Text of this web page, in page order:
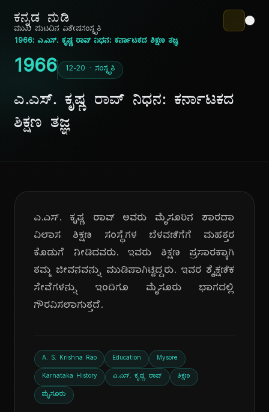
ಕನ್ನಡ ನುಡಿ
ಮುಖ ಪುಟದಿನ ವಿಶೇಷಸಂಸ್ಕೃತಿ
1966: ಎ.ಎಸ್. ಕೃಷ್ಣ ರಾವ್ ನಿಧನ: ಕರ್ನಾಟಕದ ಶಿಕ್ಷಣ ತಜ್ಞ
1966 12-20 · ಸಂಸ್ಕೃತಿ
ಎ.ಎಸ್. ಕೃಷ್ಣ ರಾವ್ ನಿಧನ: ಕರ್ನಾಟಕದ
ಶಿಕ್ಷಣ ತಜ್ಞ
ಎ.ಎಸ್. ಕೃಷ್ಣ ರಾವ್ ಅವರು ಮೈಸೂರಿನ ಶಾರದಾ
ವಿಲಾಸ ಶಿಕ್ಷಣ ಸಂಸ್ಥೆಗಳ ಬೆಳವಣಿಗೆಗೆ ಮಹತ್ತರ
ಕೊಡುಗೆ ನೀಡಿದವರು. ಇವರು ಶಿಕ್ಷಣ ಪ್ರಸಾರಕ್ಕಾಗಿ
ತಮ್ಮ ಜೀವನವನ್ನು ಮುಡಿಪಾಗಿಟ್ಟಿದ್ದರು. ಇವರ ಶೈಕ್ಷಣಿಕ
ಸೇವೆಗಳನ್ನು ಇಂದಿಗೂ ಮೈಸೂರು ಭಾಗದಲ್ಲಿ
ಗೌರವಿಸಲಾಗುತ್ತದೆ.
A. S. Krishna Rao Education Mysore
Karnataka History ಎ.ಎಸ್. ಕೃಷ್ಣ ರಾವ್ ಶಿಕ್ಷಣ
ಮೈಸೂರು